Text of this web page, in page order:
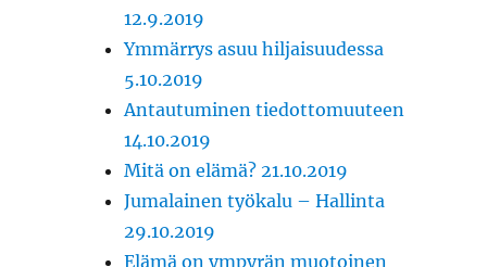
12.9.2019
Ymmärrys asuu hiljaisuudessa
5.10.2019
Antautuminen tiedottomuuteen
14.10.2019
Mitä on elämä? 21.10.2019
Jumalainen työkalu – Hallinta
29.10.2019
Elämä on ympyrän muotoinen